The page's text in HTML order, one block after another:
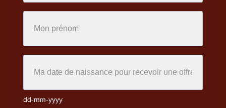
dd-mm-yyyy